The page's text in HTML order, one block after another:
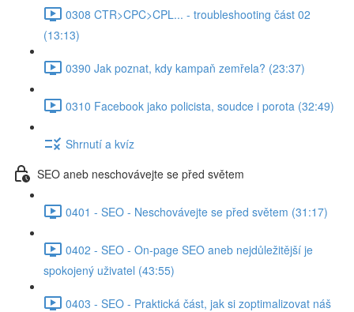
0308 CTR>CPC>CPL... - troubleshooting část 02
(13:13)
0390 Jak poznat, kdy kampaň zemřela? (23:37)
0310 Facebook jako policista, soudce i porota (32:49)
Shrnutí a kvíz
SEO aneb neschovávejte se před světem
0401 - SEO - Neschovávejte se před světem (31:17)
0402 - SEO - On-page SEO aneb nejdůležitější je
spokojený uživatel (43:55)
0403 - SEO - Praktická část, jak si zoptimalizovat náš